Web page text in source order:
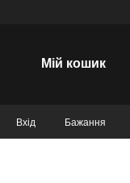
Мій кошик
Вхід Бажання